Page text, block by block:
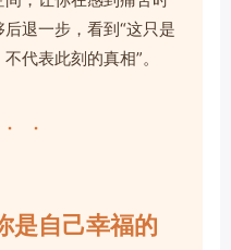
退一步，看到“这只是
代表此刻的真相”。
·
是自己幸福的